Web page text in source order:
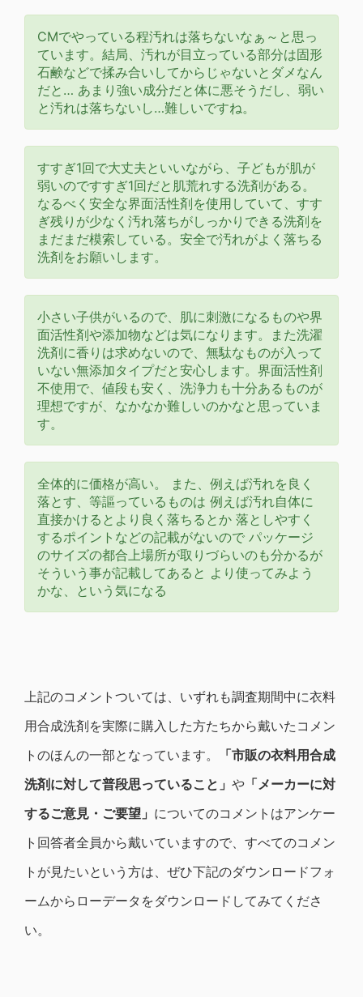
CMでやっている程汚れは落ちないなぁ～と思っ
ています。結局、汚れが目立っている部分は固形
石鹸などで揉み合いしてからじゃないとダメなん
だと… あまり強い成分だと体に悪そうだし、弱い
と汚れは落ちないし…難しいですね。
すすぎ1回で大丈夫といいながら、子どもが肌が
弱いのですすぎ1回だと肌荒れする洗剤がある。
なるべく安全な界面活性剤を使用していて、すす
ぎ残りが少なく汚れ落ちがしっかりできる洗剤を
まだまだ模索している。安全で汚れがよく落ちる
洗剤をお願いします。
小さい子供がいるので、肌に刺激になるものや界
面活性剤や添加物などは気になります。また洗濯
洗剤に香りは求めないので、無駄なものが入って
いない無添加タイプだと安心します。界面活性剤
不使用で、値段も安く、洗浄力も十分あるものが
理想ですが、なかなか難しいのかなと思っていま
す。
全体的に価格が高い。 また、例えば汚れを良く
落とす、等謳っているものは 例えば汚れ自体に
直接かけるとより良く落ちるとか 落としやすく
するポイントなどの記載がないので パッケージ
のサイズの都合上場所が取りづらいのも分かるが
そういう事が記載してあると より使ってみよう
かな、という気になる
上記のコメントついては、いずれも調査期間中に衣料
用合成洗剤を実際に購入した方たちから戴いたコメン
トのほんの一部となっています。
「市販の衣料用合成
洗剤に対して普段思っていること」 や 「メーカーに対
するご意見・ご要望」 についてのコメントはアンケー
ト回答者全員から戴いていますので、すべてのコメン
トが見たいという方は、ぜひ下記のダウンロードフォ
ームからローデータをダウンロードしてみてくださ
い。